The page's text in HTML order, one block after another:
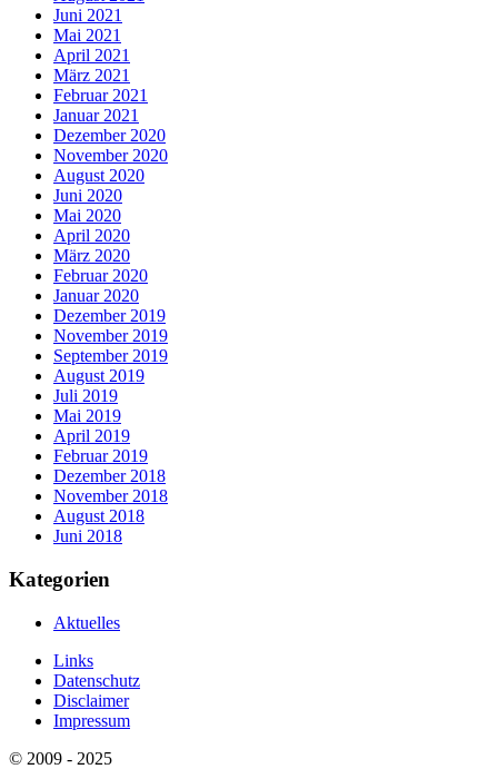
Juni 2021
Mai 2021
April 2021
März 2021
Februar 2021
Januar 2021
Dezember 2020
November 2020
August 2020
Juni 2020
Mai 2020
April 2020
März 2020
Februar 2020
Januar 2020
Dezember 2019
November 2019
September 2019
August 2019
Juli 2019
Mai 2019
April 2019
Februar 2019
Dezember 2018
November 2018
August 2018
Juni 2018
Kategorien
Aktuelles
Links
Datenschutz
Disclaimer
Impressum
© 2009 - 2025